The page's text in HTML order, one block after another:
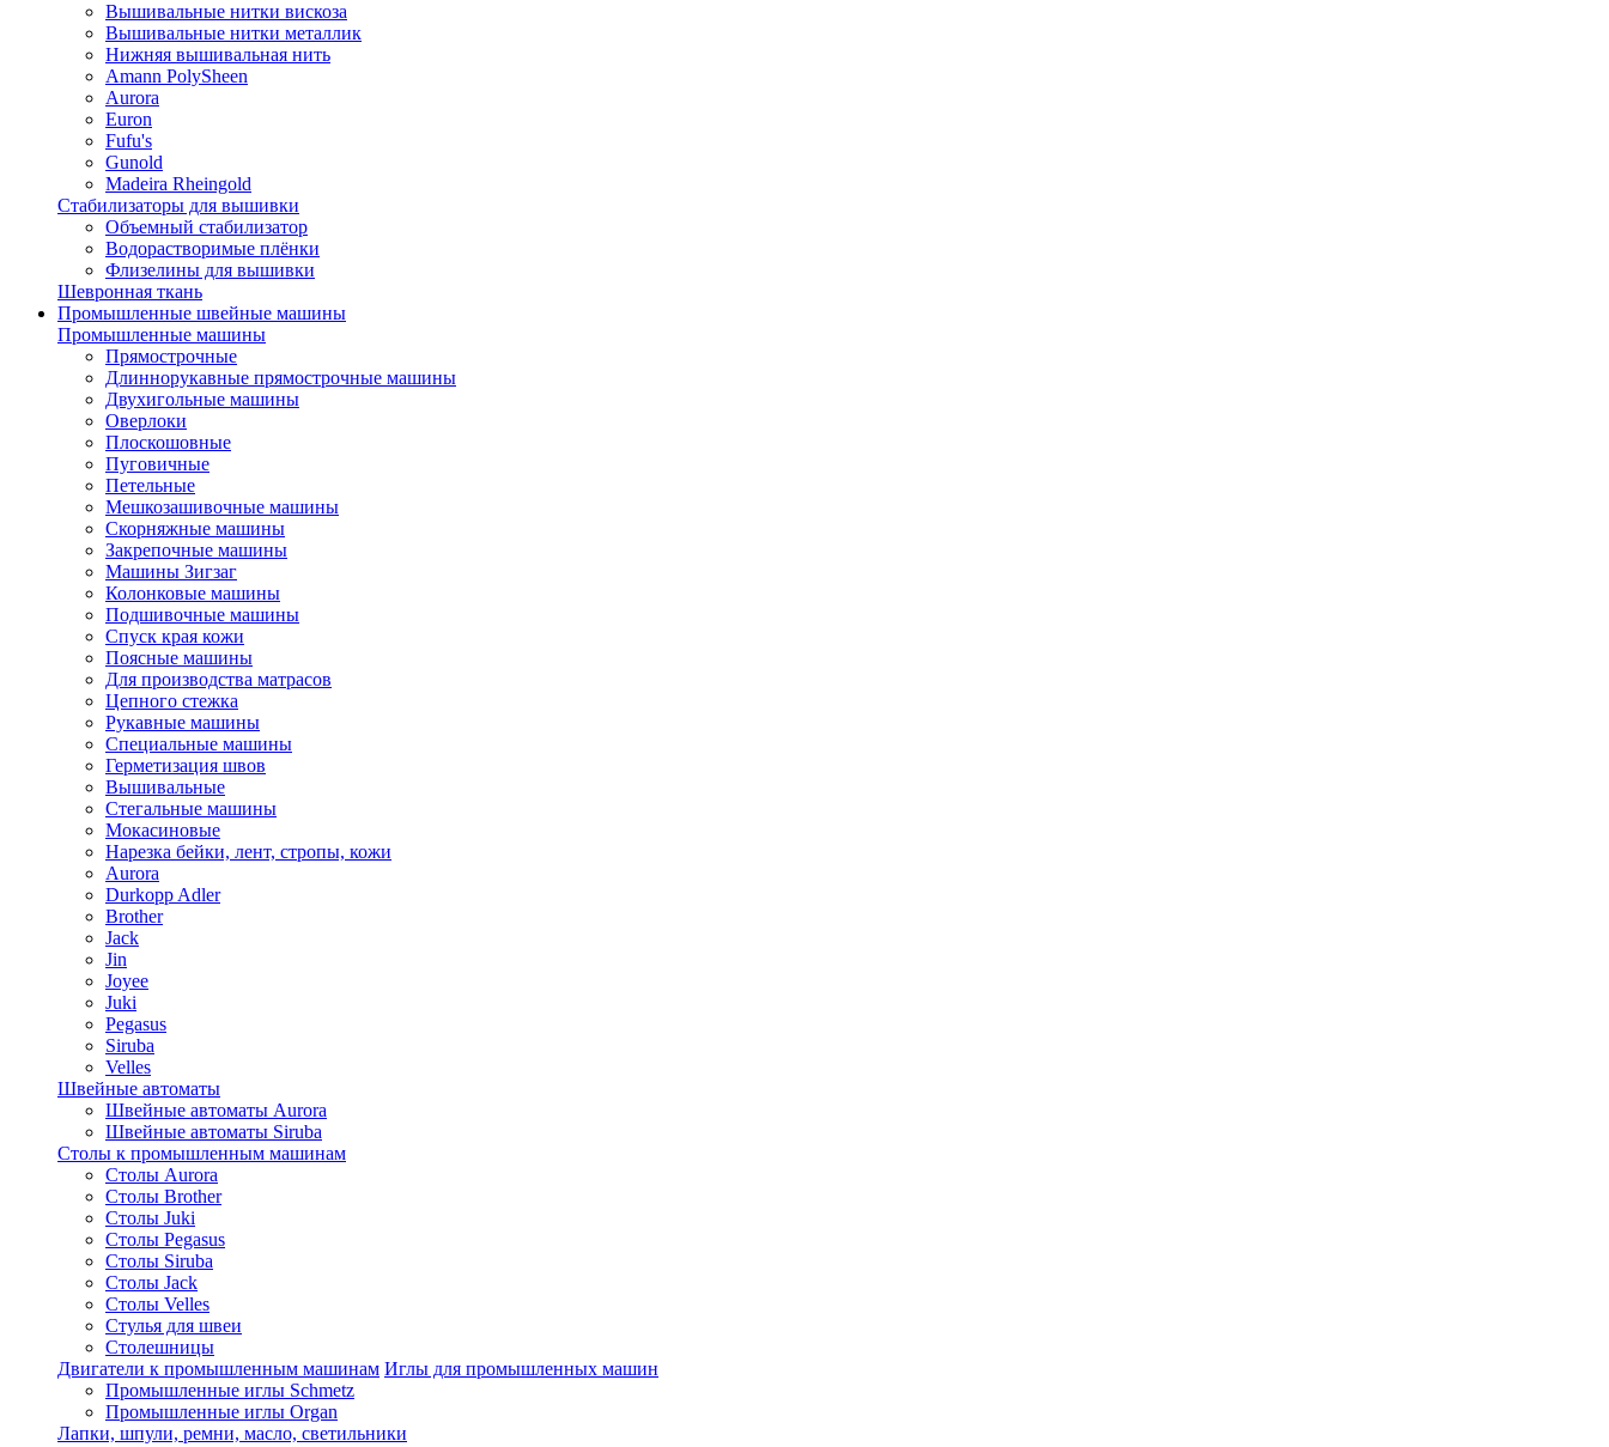
Вышивальные нитки вискоза
Вышивальные нитки металлик
Нижняя вышивальная нить
Amann PolySheen
Aurora
Euron
Fufu's
Gunold
Madeira Rheingold
Стабилизаторы для вышивки
Объемный стабилизатор
Водорастворимые плёнки
Флизелины для вышивки
Шевронная ткань
Промышленные швейные машины
Промышленные машины
Прямострочные
Длиннорукавные прямострочные машины
Двухигольные машины
Оверлоки
Плоскошовные
Пуговичные
Петельные
Мешкозашивочные машины
Скорняжные машины
Закрепочные машины
Машины Зигзаг
Колонковые машины
Подшивочные машины
Спуск края кожи
Поясные машины
Для производства матрасов
Цепного стежка
Рукавные машины
Специальные машины
Герметизация швов
Вышивальные
Стегальные машины
Мокасиновые
Нарезка бейки, лент, стропы, кожи
Aurora
Durkopp Adler
Brother
Jack
Jin
Joyee
Juki
Pegasus
Siruba
Velles
Швейные автоматы
Швейные автоматы Aurora
Швейные автоматы Siruba
Столы к промышленным машинам
Столы Aurora
Столы Brother
Столы Juki
Столы Pegasus
Столы Siruba
Столы Jack
Столы Velles
Стулья для швеи
Столешницы
Двигатели к промышленным машинам Иглы для промышленных машин
Промышленные иглы Schmetz
Промышленные иглы Organ
Лапки, шпули, ремни, масло, светильники